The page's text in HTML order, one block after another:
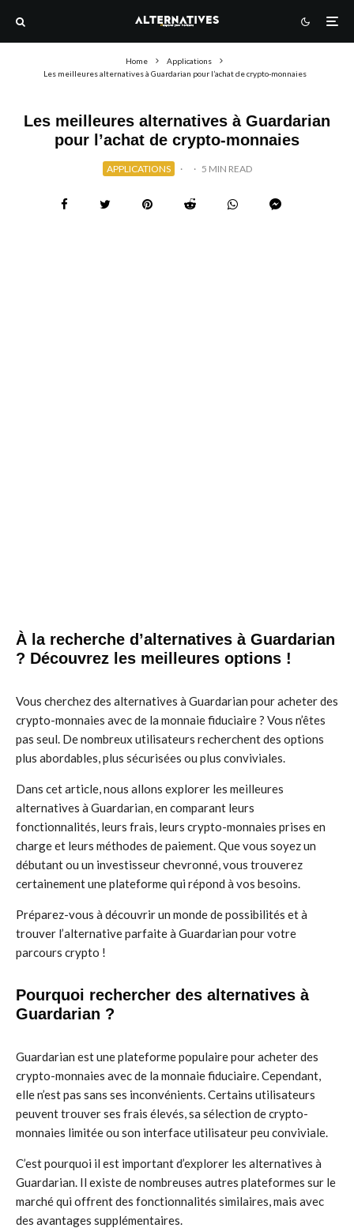
Home
Applications
Les meilleures alternatives à Guardarian pour l’achat de crypto-monnaies
Les meilleures alternatives à Guardarian
pour l’achat de crypto-monnaies
APPLICATIONS · · 5 MIN READ
À la recherche d’alternatives à Guardarian
? Découvrez les meilleures options !
Vous cherchez des alternatives à Guardarian pour acheter des
crypto-monnaies avec de la monnaie fiduciaire ? Vous n’êtes
pas seul. De nombreux utilisateurs recherchent des options
plus abordables, plus sécurisées ou plus conviviales.
Dans cet article, nous allons explorer les meilleures
alternatives à Guardarian, en comparant leurs
fonctionnalités, leurs frais, leurs crypto-monnaies prises en
charge et leurs méthodes de paiement. Que vous soyez un
débutant ou un investisseur chevronné, vous trouverez
certainement une plateforme qui répond à vos besoins.
Préparez-vous à découvrir un monde de possibilités et à
trouver l’alternative parfaite à Guardarian pour votre
parcours crypto !
Pourquoi rechercher des alternatives à
Guardarian ?
Guardarian est une plateforme populaire pour acheter des
crypto-monnaies avec de la monnaie fiduciaire. Cependant,
elle n’est pas sans ses inconvénients. Certains utilisateurs
peuvent trouver ses frais élevés, sa sélection de crypto-
monnaies limitée ou son interface utilisateur peu conviviale.
C’est pourquoi il est important d’explorer les alternatives à
Guardarian. Il existe de nombreuses autres plateformes sur le
marché qui offrent des fonctionnalités similaires, mais avec
des avantages supplémentaires.